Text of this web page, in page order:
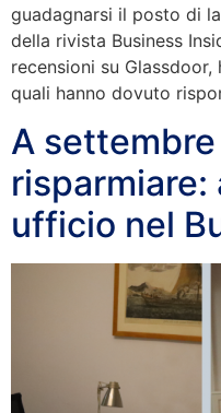
guadagnarsi il posto di
della rivista Business
recensioni su
quali hanno dovuto
A
ufficio nel